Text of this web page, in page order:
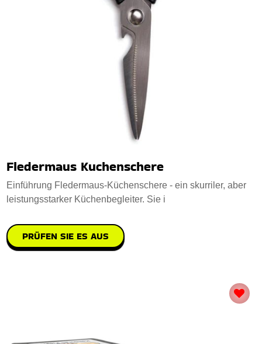
Fledermaus Kuchenschere
Einführung Fledermaus-Küchenschere - ein skurriler, aber
leistungsstarker Küchenbegleiter. Sie i
PRÜFEN SIE ES AUS